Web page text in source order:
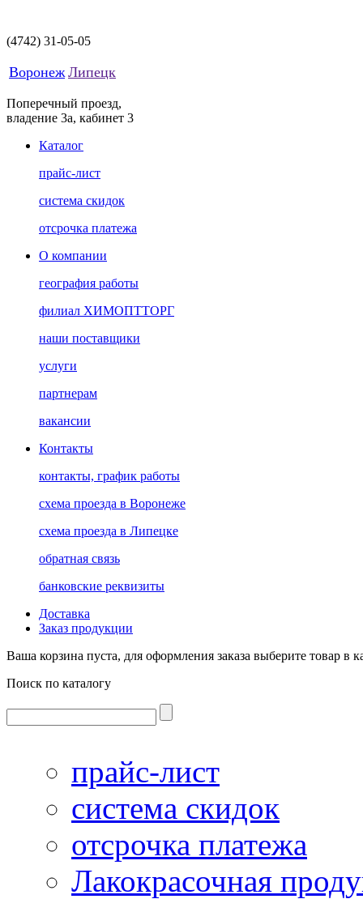
(4742) 31-05-05
Воронеж Липецк
Поперечный проезд,
владение 3а, кабинет 3
Каталог
прайс-лист
система скидок
отсрочка платежа
О компании
география работы
филиал ХИМОПТТОРГ
наши поставщики
услуги
партнерам
вакансии
Контакты
контакты, график работы
схема проезда в Воронеже
схема проезда в Липецке
обратная связь
банковские реквизиты
Доставка
Заказ продукции
Ваша корзина пуста, для оформления заказа выберите товар в
Поиск по каталогу
прайс-лист
система скидок
отсрочка платежа
Лакокрасочная